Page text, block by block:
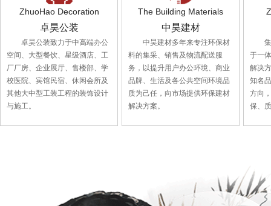
ZhuoHao Decoration
卓昊公装
卓昊公装致力于中高端办公
空间、大型餐饮、星级酒店、工
厂厂房、企业展厅、售楼部、学
校医院、宾馆民宿、休闲会所及
其他大中型工装工程的装饰设计
与施工。
The Building Materials
中昊建材
中昊建材多年来专注环保材
料的集采、销售及物流配送服
务，以提升用户办公环境、商业
品牌、生活及各公共空间环境品
质为己任，向市场提供环保建材
解决方案。
于一
解决
知名
方向
保、